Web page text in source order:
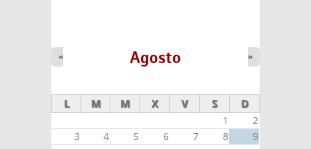
Agosto
« »
L M M X V S D
1
2
3
4 5 6 7 8
9